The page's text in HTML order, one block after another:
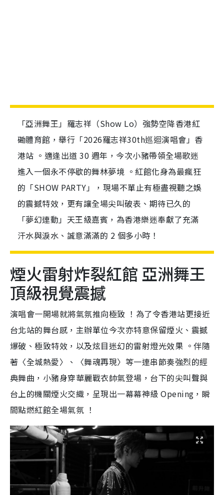
「亞洲舞王」羅志祥（Show Lo）強勢空降香港紅
磡體育館，舉行「2026羅志祥30th巡迴演唱會」香
港站 。適逢出道 30 週年，今次小豬帶領全場歌迷
進入一個永不停歇的舞林夢境 。紅館化身為最瘋狂
的「SHOW PARTY」，現場不單止有極盡視聽之娛
的震撼特效，更有讓全場尖叫破表、期待已久的
「夢幻連動」天王級嘉賓，為香港樂迷奉獻了充滿
汗水與淚水、誠意滿滿的 2 個多小時！
煙火雷射炸裂紅館 亞洲舞王
頂級視覺震撼
演唱會一開場就將氣氛推向極致 ！為了令香港站更接近
台北站的舞台感，主辦單位今次亦特意保留煙火、震撼
爆破、極致特效，以及炫目迷幻的雷射燈光效果 。伴隨
著〈全城熱愛〉、〈舞魂再現〉等一連串節奏強烈的經
典舞曲，小豬身穿華麗戰衣帥氣登場，台下的尖叫聲與
台上的機關煙火交織，呈現出一幕幕神級 Opening，瞬
間點燃紅館全場氣氛 ！